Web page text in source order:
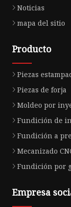
Noticias
mapa del sitio
Producto
Piezas
Piezas de forja
Moldeo por
Fundición de
Fundición a
Mecanizado
Fundición por
Empresa